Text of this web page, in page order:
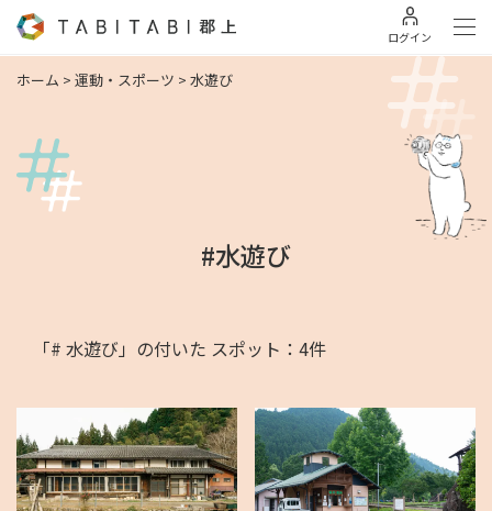
ログイン
ホーム > 運動・スポーツ > 水遊び
#水遊び
「# 水遊び」の付いた スポット：4件